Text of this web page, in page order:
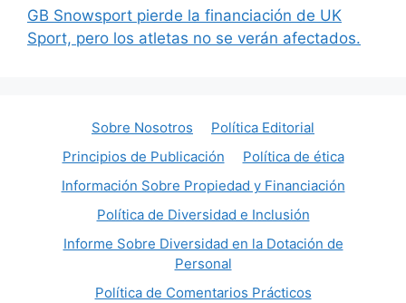
GB Snowsport pierde la financiación de UK
Sport, pero los atletas no se verán afectados.
Sobre Nosotros
Política Editorial
Principios de Publicación
Política de ética
Información Sobre Propiedad y Financiación
Política de Diversidad e Inclusión
Informe Sobre Diversidad en la Dotación de
Personal
Política de Comentarios Prácticos